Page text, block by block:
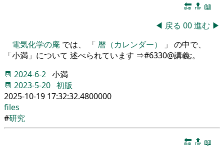
🔚 🔝 📖
◀ 戻る 00進む ▶
電気化学の庵 では、 「 暦（カレンダー）
」 の中で、
「小満」について 述べられています ⇒#6330@講義;。
📆 2024-6-2 小満
📆 2023-5-20 初版
2025-10-19 17:32:32.4800000
files
#研究
🔚 🔝 📖